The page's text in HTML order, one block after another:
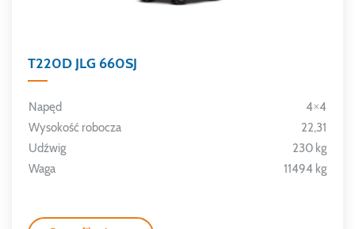
T220D JLG 660SJ
Napęd
4×4
Wysokość robocza
22,31
Udźwig
230 kg
Waga
11494 kg